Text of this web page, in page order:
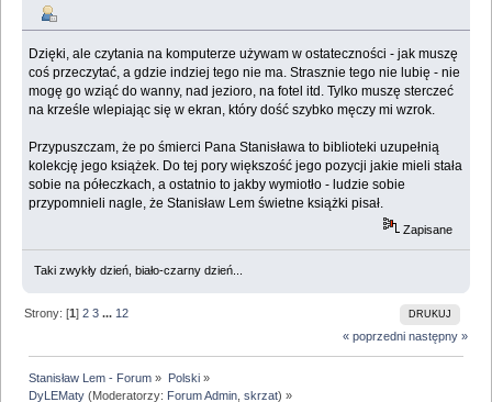
Dzięki, ale czytania na komputerze używam w ostateczności - jak muszę
coś przeczytać, a gdzie indziej tego nie ma. Strasznie tego nie lubię - nie
mogę go wziąć do wanny, nad jezioro, na fotel itd. Tylko muszę sterczeć
na krześle wlepiając się w ekran, który dość szybko męczy mi wzrok.
Przypuszczam, że po śmierci Pana Stanisława to biblioteki uzupełnią
kolekcję jego książek. Do tej pory większość jego pozycji jakie mieli stała
sobie na półeczkach, a ostatnio to jakby wymiotło - ludzie sobie
przypomnieli nagle, że Stanisław Lem świetne książki pisał.
Zapisane
Taki zwykły dzień, biało-czarny dzień...
DRUKUJ
Strony: [1]2 3 ... 12
« poprzedni następny »
Stanisław Lem - Forum » Polski»
DyLEMaty (Moderatorzy: Forum Admin ,skrzat) »